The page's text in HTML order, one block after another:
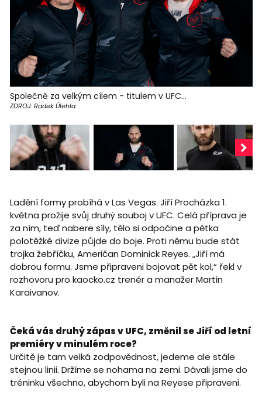
Společně za velkým cílem - titulem v UFC...
ZDROJ: Radek Úlehla
Ladění formy probíhá v Las Vegas. Jiří Procházka 1.
května prožije svůj druhý souboj v UFC. Celá příprava je
za ním, teď nabere síly, tělo si odpočine a pětka
polotěžké divize půjde do boje. Proti němu bude stát
trojka žebříčku, Američan Dominick Reyes. „Jiří má
dobrou formu. Jsme připraveni bojovat pět kol,“ řekl v
rozhovoru pro kaocko.cz trenér a manažer Martin
Karaivanov.
Čeká vás druhý zápas v UFC, změnil se Jiří od letní
premiéry v minulém roce?
Určitě je tam velká zodpovědnost, jedeme ale stále
stejnou linii. Držíme se nohama na zemi. Dávali jsme do
tréninku všechno, abychom byli na Reyese připraveni.